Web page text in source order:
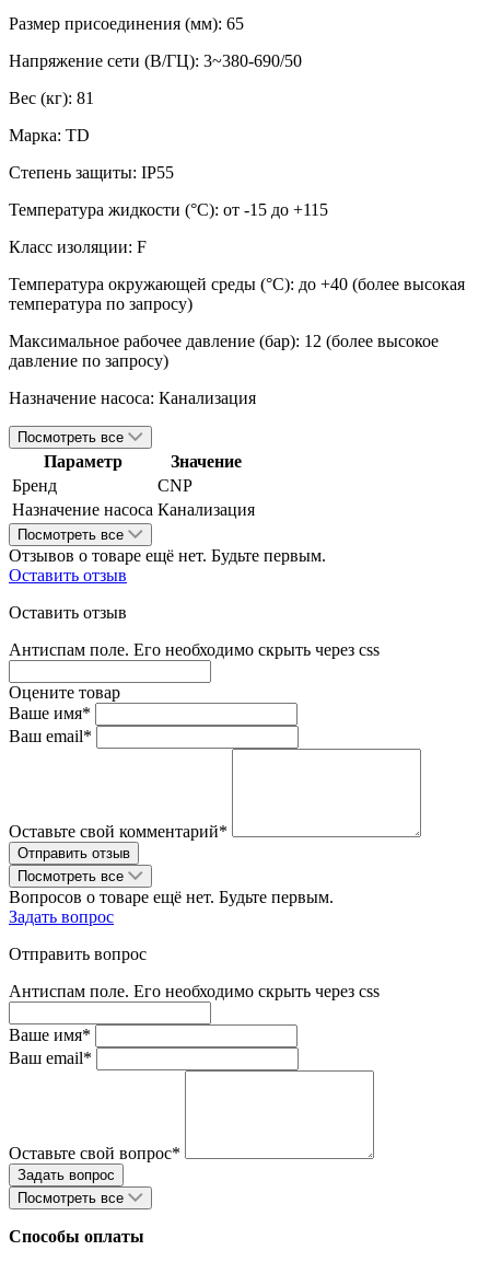
Размер присоединения (мм): 65
Напряжение сети (В/ГЦ): 3~380-690/50
Вес (кг): 81
Марка: TD
Степень защиты: IP55
Температура жидкости (°C): от -15 до +115
Класс изоляции: F
Температура окружающей среды (°С): до +40 (более высокая
температура по запросу)
Максимальное рабочее давление (бар): 12 (более высокое
давление по запросу)
Назначение насоса: Канализация
Посмотреть все
Параметр
Значение
Бренд
CNP
Назначение насоса Канализация
Посмотреть все
Отзывов о товаре ещё нет. Будьте первым.
Оставить отзыв
Оставить отзыв
Антиспам поле. Его необходимо скрыть через css
Оцените товар
Ваше имя*
Ваш email*
Оставьте свой комментарий*
Посмотреть все
Вопросов о товаре ещё нет. Будьте первым.
Задать вопрос
Отправить вопрос
Антиспам поле. Его необходимо скрыть через css
Ваше имя*
Ваш email*
Оставьте свой вопрос*
Посмотреть все
Способы оплаты